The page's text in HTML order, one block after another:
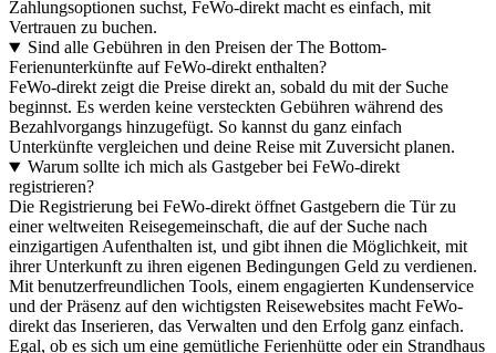
Zahlungsoptionen suchst, FeWo-direkt macht es einfach, mit
Vertrauen zu buchen.
Sind alle Gebühren in den Preisen der The Bottom-
Ferienunterkünfte auf FeWo-direkt enthalten?
FeWo-direkt zeigt die Preise direkt an, sobald du mit der Suche
beginnst. Es werden keine versteckten Gebühren während des
Bezahlvorgangs hinzugefügt. So kannst du ganz einfach
Unterkünfte vergleichen und deine Reise mit Zuversicht planen.
Warum sollte ich mich als Gastgeber bei FeWo-direkt
registrieren?
Die Registrierung bei FeWo-direkt öffnet Gastgebern die Tür zu
einer weltweiten Reisegemeinschaft, die auf der Suche nach
einzigartigen Aufenthalten ist, und gibt ihnen die Möglichkeit, mit
ihrer Unterkunft zu ihren eigenen Bedingungen Geld zu verdienen.
Mit benutzerfreundlichen Tools, einem engagierten Kundenservice
und der Präsenz auf den wichtigsten Reisewebsites macht FeWo-
direkt das Inserieren, das Verwalten und den Erfolg ganz einfach.
Egal, ob es sich um eine gemütliche Ferienhütte oder ein Strandhaus